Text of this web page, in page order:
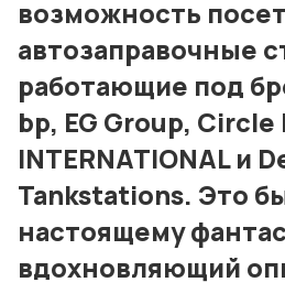
возможность
автозаправочные
работающие под
bp, EG Group, Circle
INTERNATIONAL и
Tankstations. Это
настоящему
вдохновляющий